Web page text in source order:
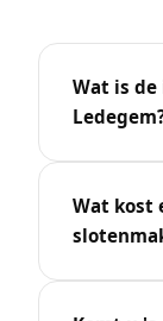
Wat is
Wat kost